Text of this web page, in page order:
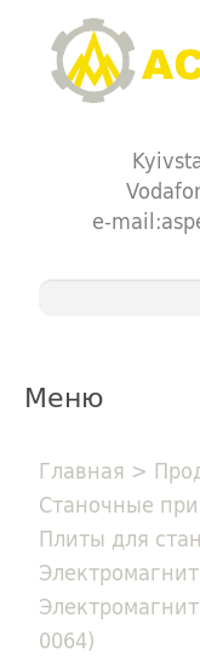
e-
Меню
Главная >
Станочные
Плиты для
0064)